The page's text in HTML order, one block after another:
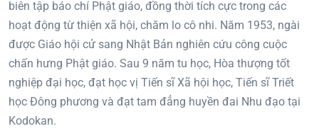
biên tập báo chí Phật giáo, đồng thời tích cực trong các
hoạt động từ thiện xã hội, chăm lo cô nhi. Năm 1953, ngài
được Giáo hội cử sang Nhật Bản nghiên cứu công cuộc
chấn hưng Phật giáo. Sau 9 năm tu học, Hòa thượng tốt
nghiệp đại học, đạt học vị Tiến sĩ Xã hội học, Tiến sĩ Triết
học Đông phương và đạt tam đẳng huyền đai Nhu đạo tại
Kodokan.